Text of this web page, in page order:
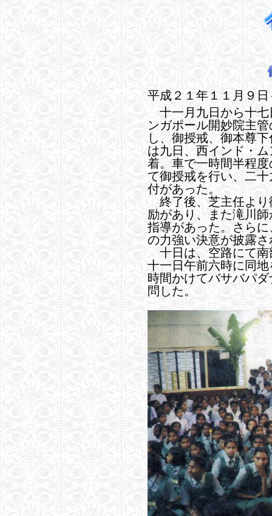
平成２１年１１月９
十一月九日から十七
ンガポール開妙院主
し、御授戒、御本尊
は九日、西インド・
着。車で一時間半程
て御授戒を行い、二
付があった。
終了後、芝主任より
励があり、また滝川
指導があった。さら
の力強い決意が披露さ
十日は、空路にて南
十一日午前六時に同
時間かけてバサバパ
問した。